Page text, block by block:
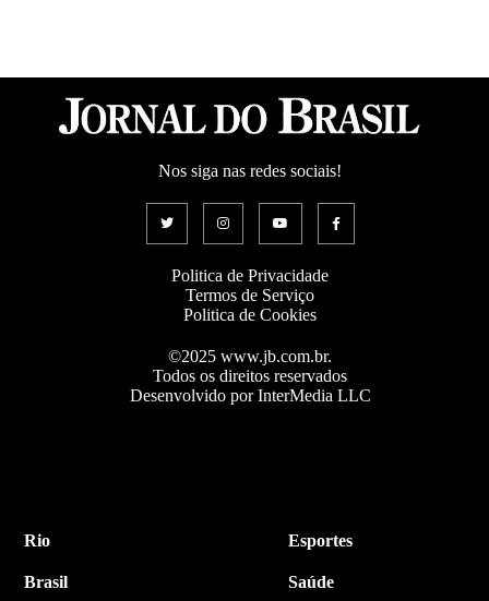
Nos siga nas redes sociais!
Politica de Privacidade
Termos de Serviço
Politica de Cookies
©2025 www.jb.com.br.
Todos os direitos reservados
Desenvolvido por InterMedia LLC
Rio
Brasil
Esportes
Saúde